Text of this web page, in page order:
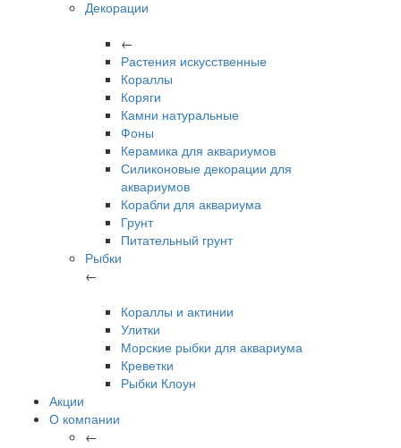
Декорации
←
Растения искусственные
Кораллы
Коряги
Камни натуральные
Фоны
Керамика для аквариумов
Силиконовые декорации для
аквариумов
Корабли для аквариума
Грунт
Питательный грунт
Рыбки
←
Кораллы и актинии
Улитки
Морские рыбки для аквариума
Креветки
Рыбки Клоун
Акции
О компании
←